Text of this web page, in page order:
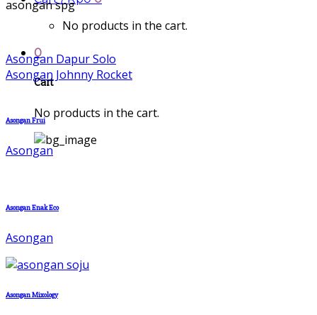
No products in the cart.
0
Cart
No products in the cart.
asongan spg
Asongan Dapur Solo
Asongan Johnny Rocket
Asongan Frui
Asongan
Asongan Enak Eco
Asongan
Asongan Mixology